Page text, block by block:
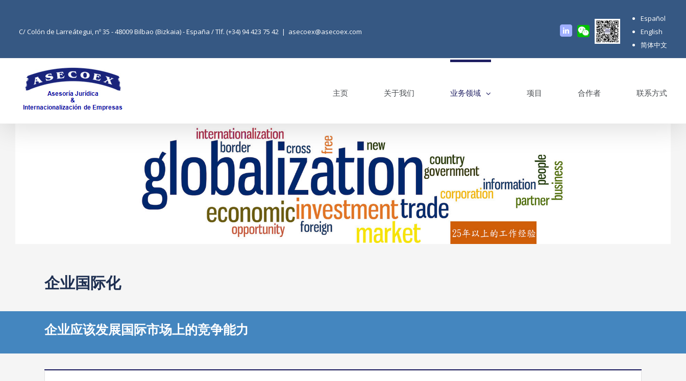
C/ Colón de Larreátegui, nº 35 - 48009 Bilbao (Bizkaia) - España / Tlf. (+34) 94 423 75 42 | asecoex@asecoex.com Linkedin
官
方
Español
English
简体中文
主页 关于我们 业务领域 项目 合作者 联系方式
企业国际化
企业应该发展国际市场上的竞争能力